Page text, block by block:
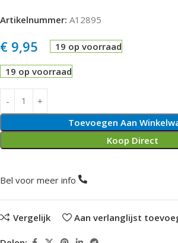
Artikelnummer: A12895
€ 9,95 19 op voorraad
19 op voorraad
Toevoegen Aan
Koop Direct
Bel voor meer info
Vergelijk Aan verlanglijst